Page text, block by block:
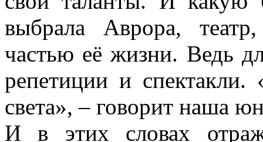
выбрала Аврора, театр,
частью её жизни. Ведь
репетиции и спектакли.
света», – говорит наша
И в этих словах